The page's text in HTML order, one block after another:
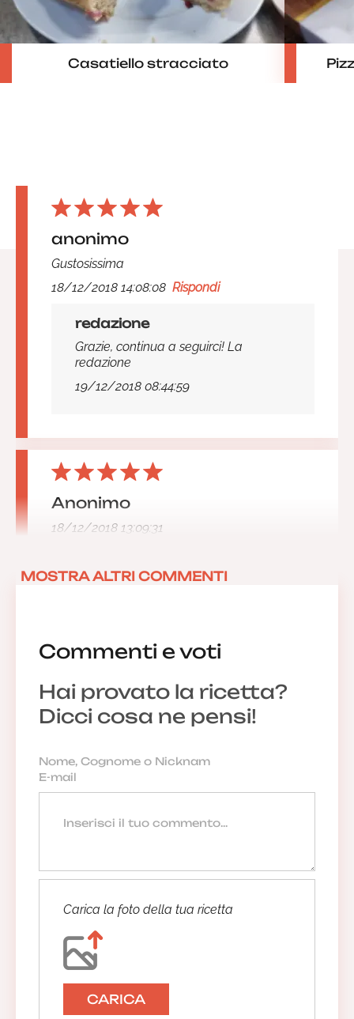
Casatiello stracciato
Commenti e voti
Hai provato la ricetta?
Dicci cosa ne pensi!
Carica la foto della tua ricetta
CARICA
anonimo
Gustosissima
18/12/2018 14:08:08 Rispondi
redazione
Grazie, continua a seguirci! La
redazione
19/12/2018 08:44:59
Anonimo
18/12/2018 13:09:31
MOSTRA ALTRI COMMENTI